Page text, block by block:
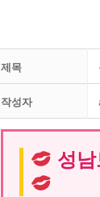
제목
작성자
성